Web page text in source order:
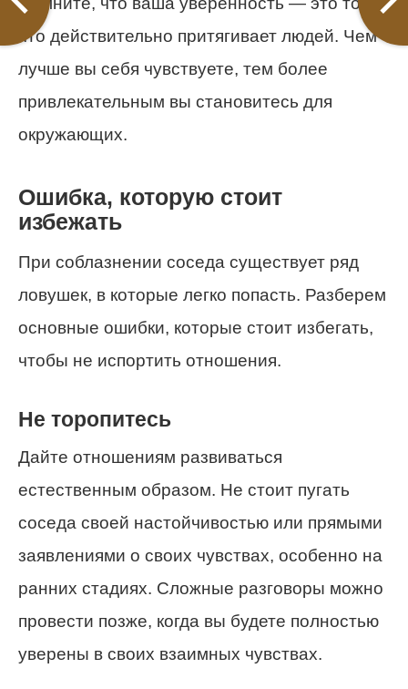
что действительно притягивает людей. Чем
лучше вы себя чувствуете, тем более
привлекательным вы становитесь для
окружающих.
Ошибка, которую стоит
избежать
При соблазнении соседа существует ряд
ловушек, в которые легко попасть. Разберем
основные ошибки, которые стоит избегать,
чтобы не испортить отношения.
Не торопитесь
Дайте отношениям развиваться
естественным образом. Не стоит пугать
соседа своей настойчивостью или прямыми
заявлениями о своих чувствах, особенно на
ранних стадиях. Сложные разговоры можно
провести позже, когда вы будете полностью
уверены в своих взаимных чувствах.